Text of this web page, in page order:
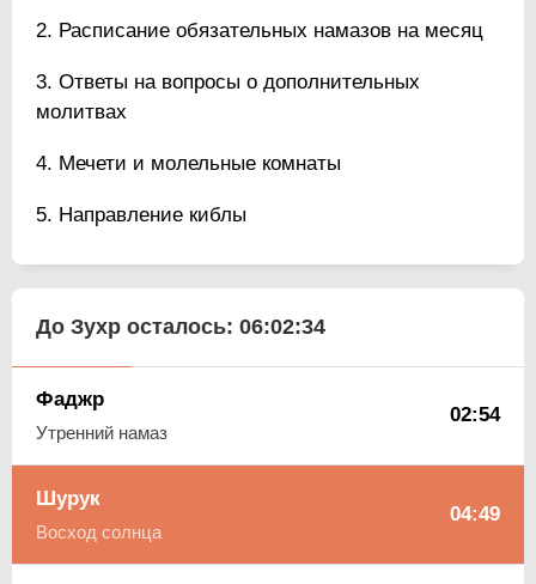
Расписание обязательных намазов на месяц
Ответы на вопросы о дополнительных
молитвах
Мечети и молельные комнаты
Направление киблы
До Зухр осталось: 06:02:34
Фаджр
Утренний намаз
02:54
Шурук
Восход солнца
04:49